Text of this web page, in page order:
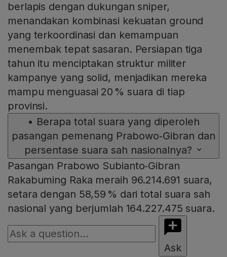
berlapis dengan dukungan sniper,
menandakan kombinasi kekuatan ground
yang terkoordinasi dan kemampuan
menembak tepat sasaran. Persiapan tiga
tahun itu menciptakan struktur militer
kampanye yang solid, menjadikan mereka
mampu menguasai 20 % suara di tiap
provinsi.
• Berapa total suara yang diperoleh
pasangan pemenang Prabowo‑Gibran dan
persentase suara sah nasionalnya?
Pasangan Prabowo Subianto‑Gibran
Rakabuming Raka meraih 96.214.691 suara,
setara dengan 58,59 % dari total suara sah
nasional yang berjumlah 164.227.475 suara.
Ask